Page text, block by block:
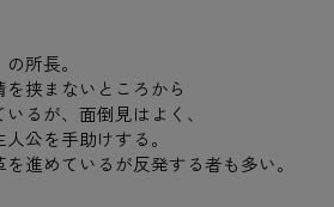
所長。
挟まないところから
るが、面倒見はよく、
公を手助けする。
進めているが反発する者も多い。